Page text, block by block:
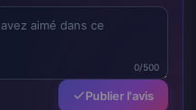
0/500
Publier l'avis